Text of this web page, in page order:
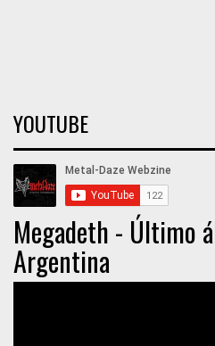
YOUTUBE
Megadeth - Último
Argentina